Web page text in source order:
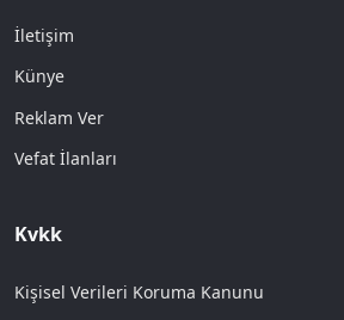
İletişim
Künye
Reklam Ver
Vefat İlanları
Kvkk
Kişisel Verileri Koruma Kanunu